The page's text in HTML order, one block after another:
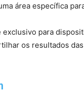
área específica
exclusivo para
os resultados